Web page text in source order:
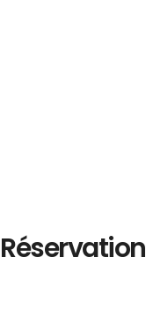
Réservation